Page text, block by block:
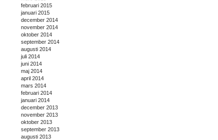
februari 2015
januari 2015
december 2014
november 2014
oktober 2014
september 2014
augusti 2014
juli 2014
juni 2014
maj 2014
april 2014
mars 2014
februari 2014
januari 2014
december 2013
november 2013
oktober 2013
september 2013
augusti 2013